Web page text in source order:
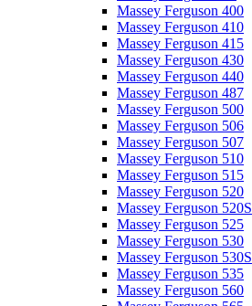
Massey Ferguson 400
Massey Ferguson 410
Massey Ferguson 415
Massey Ferguson 430
Massey Ferguson 440
Massey Ferguson 487
Massey Ferguson 500
Massey Ferguson 506
Massey Ferguson 507
Massey Ferguson 510
Massey Ferguson 515
Massey Ferguson 520
Massey Ferguson 520S
Massey Ferguson 525
Massey Ferguson 530
Massey Ferguson 530S
Massey Ferguson 535
Massey Ferguson 560